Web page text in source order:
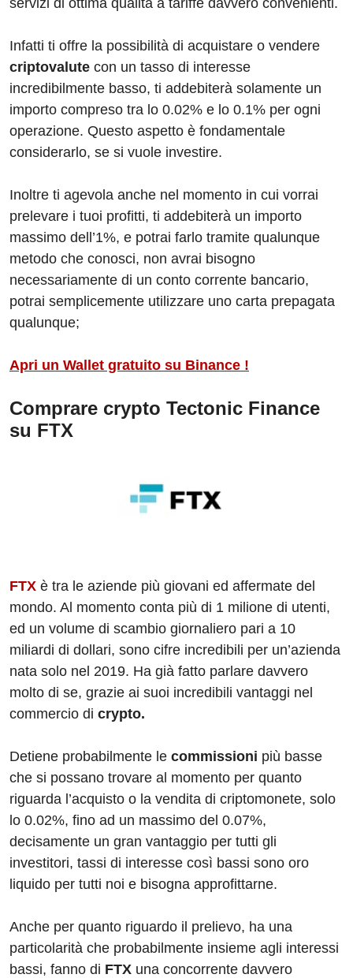
Infatti ti offre la possibilità di acquistare o vendere
criptovalute con un tasso di interesse
incredibilmente basso, ti addebiterà solamente un
importo compreso tra lo 0.02% e lo 0.1% per ogni
operazione. Questo aspetto è fondamentale
considerarlo, se si vuole investire.
Inoltre ti agevola anche nel momento in cui vorrai
prelevare i tuoi profitti, ti addebiterà un importo
massimo dell’1%, e potrai farlo tramite qualunque
metodo che conosci, non avrai bisogno
necessariamente di un conto corrente bancario,
potrai semplicemente utilizzare uno carta prepagata
qualunque;
Apri un Wallet gratuito su Binance !
Comprare crypto Tectonic Finance
su FTX
FTX è tra le aziende più giovani ed affermate del
mondo. Al momento conta più di 1 milione di utenti,
ed un volume di scambio giornaliero pari a 10
miliardi di dollari, sono cifre incredibili per un’azienda
nata solo nel 2019. Ha già fatto parlare davvero
molto di se, grazie ai suoi incredibili vantaggi nel
commercio di crypto.
Detiene probabilmente le commissioni più basse
che si possano trovare al momento per quanto
riguarda l’acquisto o la vendita di criptomonete, solo
lo 0.02%, fino ad un massimo del 0.07%,
decisamente un gran vantaggio per tutti gli
investitori, tassi di interesse così bassi sono oro
liquido per tutti noi e bisogna approfittarne.
Anche per quanto riguardo il prelievo, ha una
particolarità che probabilmente insieme agli interessi
bassi, fanno di FTX una concorrente davvero